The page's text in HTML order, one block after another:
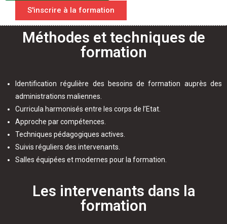
S'inscrire à la formation
Méthodes et techniques de
formation
Identification régulière des besoins de formation auprès des
administrations maliennes.
Curricula harmonisés entre les corps de l’Etat.
Approche par compétences.
Techniques pédagogiques actives.
Suivis réguliers des intervenants.
Salles équipées et modernes pour la formation.
Les intervenants dans la
formation